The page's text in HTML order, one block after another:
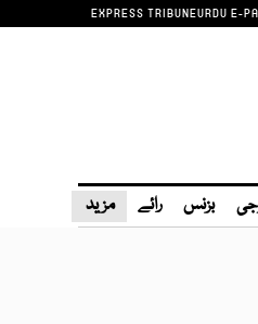
EXPRESS TRIBUNEURDU E-
بزنس رائے مزید